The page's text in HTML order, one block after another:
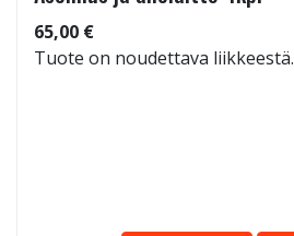
65,00 €
Tuote on noudettava liikkeestä.